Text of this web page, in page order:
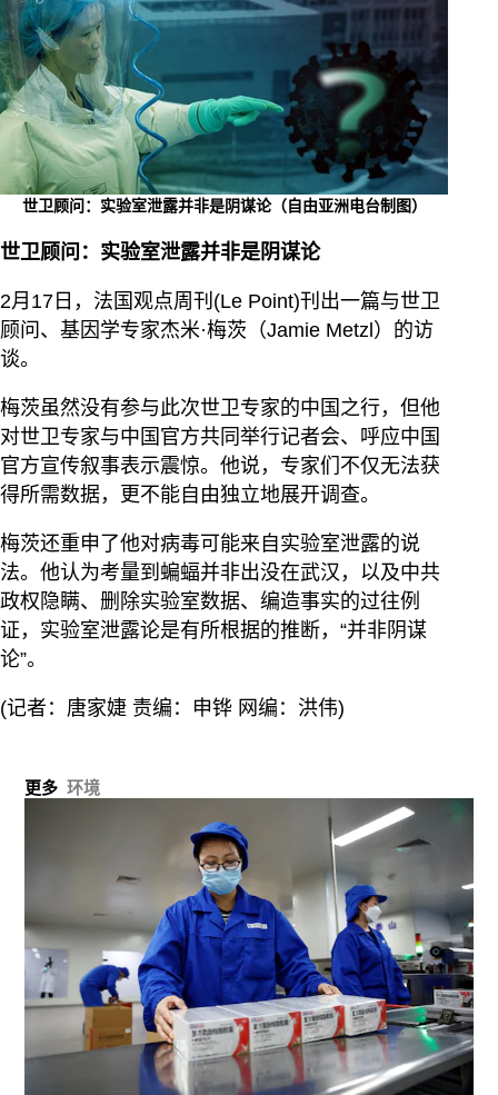
世卫顾问：实验室泄露并非是阴谋论（自由亚洲电台制图）
世卫顾问：实验室泄露并非是阴谋论
2月17日，法国观点周刊(Le Point)刊出一篇与世卫
顾问、基因学专家杰米·梅茨（Jamie Metzl）的访
谈。
梅茨虽然没有参与此次世卫专家的中国之行，但他
对世卫专家与中国官方共同举行记者会、呼应中国
官方宣传叙事表示震惊。他说，专家们不仅无法获
得所需数据，更不能自由独立地展开调查。
梅茨还重申了他对病毒可能来自实验室泄露的说
法。他认为考量到蝙蝠并非出没在武汉，以及中共
政权隐瞒、删除实验室数据、编造事实的过往例
证，实验室泄露论是有所根据的推断，“并非阴谋
论”。
(记者：唐家婕 责编：申铧 网编：洪伟)
更多 环境